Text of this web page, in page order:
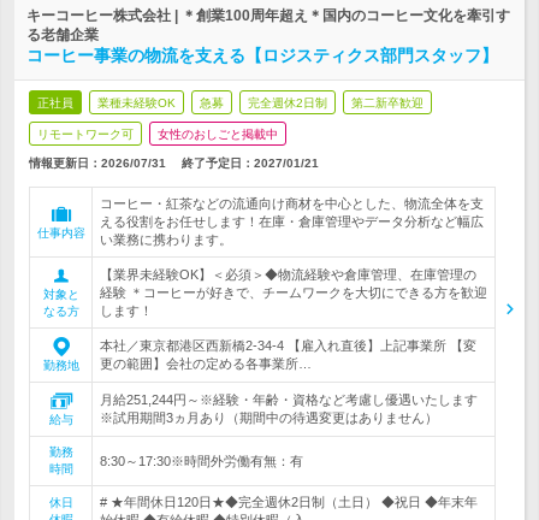
キーコーヒー株式会社 | ＊創業100周年超え＊国内のコーヒー文化を牽引す
る老舗企業
コーヒー事業の物流を支える【ロジスティクス部門スタッフ】
正社員 業種未経験OK 急募 完全週休2日制 第二新卒歓迎
リモートワーク可 女性のおしごと掲載中
情報更新日：2026/07/31 終了予定日： 2027/01/21
仕事内容
コーヒー・紅茶などの流通向け商材を中心とした、物流全体を支
える役割をお任せします！在庫・倉庫管理やデータ分析など幅広
い業務に携わります。
対象と
なる方
【業界未経験OK】＜必須＞◆物流経験や倉庫管理、在庫管理の
経験 ＊コーヒーが好きで、チームワークを大切にできる方を歓迎
します！
勤務地
本社／東京都港区西新橋2-34-4 【雇入れ直後】上記事業所 【変
更の範囲】会社の定める各事業所…
給与
月給251,244円～※経験・年齢・資格など考慮し優遇いたします
※試用期間3ヵ月あり（期間中の待遇変更はありません）
勤務
時間
8:30～17:30※時間外労働有無：有
休日
# ★年間休日120日★◆完全週休2日制（土日） ◆祝日 ◆年末年